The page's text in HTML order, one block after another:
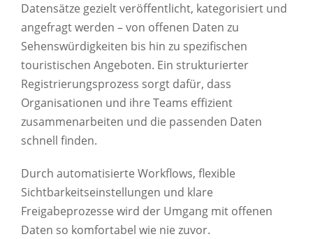
Datensätze gezielt veröffentlicht, kategorisiert und
angefragt werden – von offenen Daten zu
Sehenswürdigkeiten bis hin zu spezifischen
touristischen Angeboten. Ein strukturierter
Registrierungsprozess sorgt dafür, dass
Organisationen und ihre Teams effizient
zusammenarbeiten und die passenden Daten
schnell finden.
Durch automatisierte Workflows, flexible
Sichtbarkeitseinstellungen und klare
Freigabeprozesse wird der Umgang mit offenen
Daten so komfortabel wie nie zuvor.